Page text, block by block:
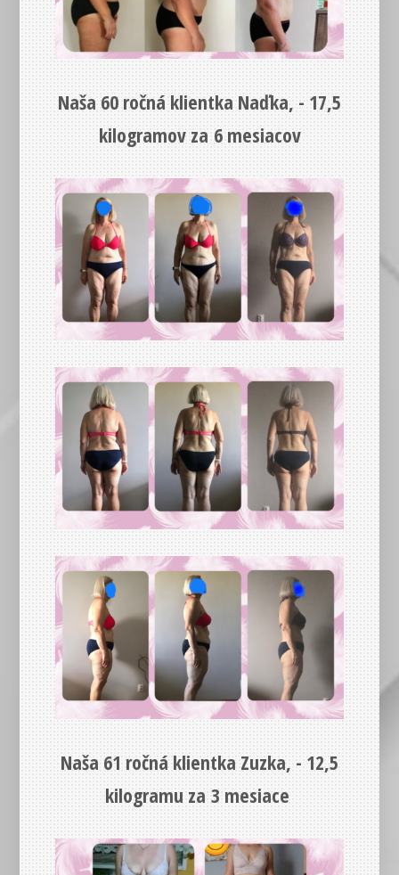
Naša 60 ročná klientka Naďka, -17,5
kilogramov za 6 mesiacov
Naša 61 ročná klientka Zuzka, -12,5
kilogramu za 3 mesiace